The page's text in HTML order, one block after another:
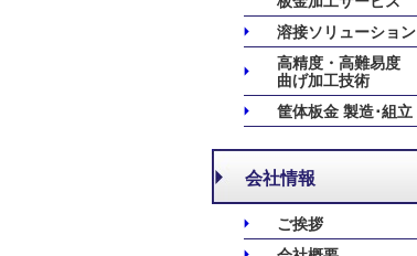
溶接ソリューション
高精度・高難易度
曲げ加工技術
筐体板金 製造･組立
会社情報
ご挨拶